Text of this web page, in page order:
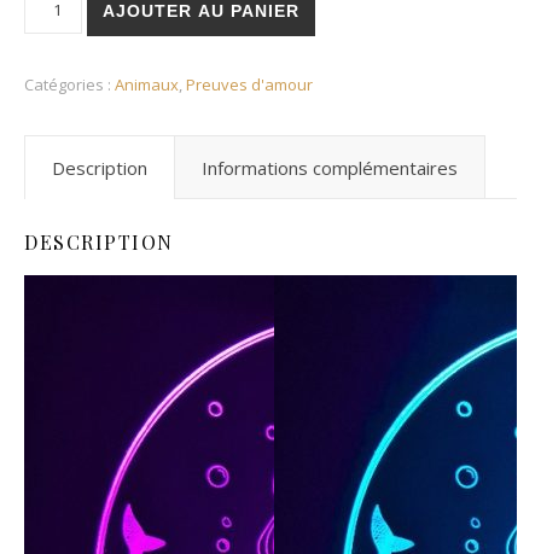
AJOUTER AU PANIER
Catégories : Animaux Preuves d'amour
Description Informations complémentaires
DESCRIPTION